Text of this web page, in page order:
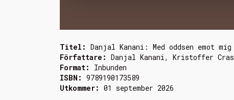
Titel: Danjal Kanani: Med oddsen emot mig
Författare: Danjal Kanani, Kristoffer Cras
Format: Inbunden
ISBN: 9789190173589
Utkommer: 01 september 2026